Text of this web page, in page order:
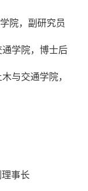
院，副研究员
学院，博士后
与交通学院，
事长